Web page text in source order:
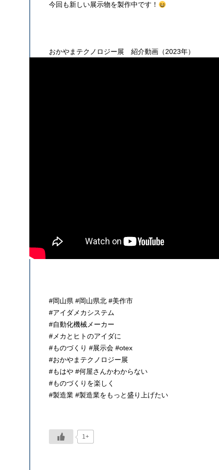
今回も新しい展示物を製作中です！
おかやまテクノロジー展 紹介動画（2023年）
#岡山県 #岡山県北 #美作市
#アイダメカシステム
#自動化機械メーカー
#メカとヒトのアイダに
#ものづくり #展示会 #otex
#おかやまテクノロジー展
#もはや #何屋さんかわからない
#ものづくりを楽しく
#製造業 #製造業をもっと盛り上げたい
1+